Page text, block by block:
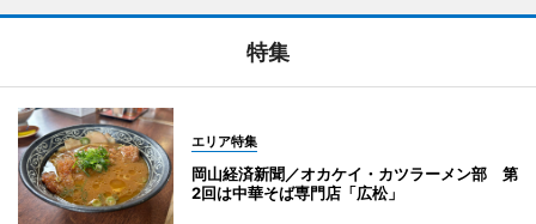
特集
エリア特集
岡山経済新聞／オカケイ・カツラーメン部 第
2回は中華そば専門店「広松」